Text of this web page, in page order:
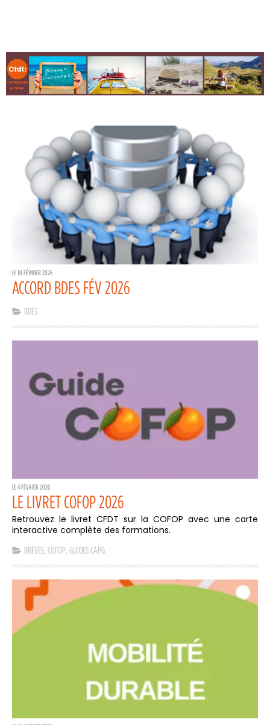
LE 10 FÉVRIER 2026
ACCORD BDES FÉV 2026
BDES
LE 4 FÉVRIER 2026
LE LIVRET COFOP 2026
Retrouvez le livret CFDT sur la COFOP avec une carte
interactive complète des formations.
BRÈVES, COFOP, GUIDES CAPG